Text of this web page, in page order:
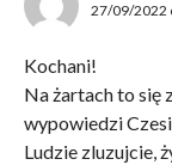
27/09/2022
Kochani!
Na żartach to się
wypowiedzi
Ludzie zluzujcie,